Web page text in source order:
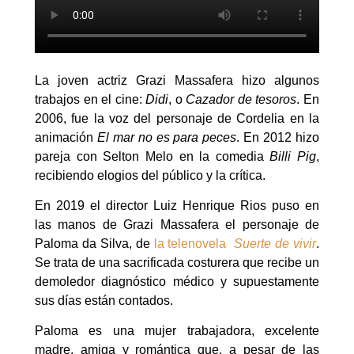
La joven actriz Grazi Massafera hizo algunos
trabajos en el cine:Didi, o Cazador de tesoros. En
2006, fue la voz del personaje de Cordelia en la
animación El mar no es para peces. En 2012 hizo
pareja con Selton Melo en la comediaBilli Pig,
recibiendo elogios del público y la crítica.
En 2019 el director Luiz Henrique Rios puso en
las manos de Grazi Massafera el personaje de
Paloma da Silva, de la telenovelaSuerte de vivir.
Se trata de una sacrificada costurera que recibe un
demoledor diagnóstico médico y supuestamente
sus días están contados.
Paloma es una mujer trabajadora, excelente
madre, amiga y romántica que, a pesar de las